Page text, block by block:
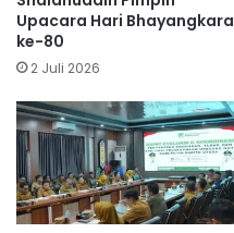
Upacara Hari Bhayangkara
ke-80
2 Juli 2026